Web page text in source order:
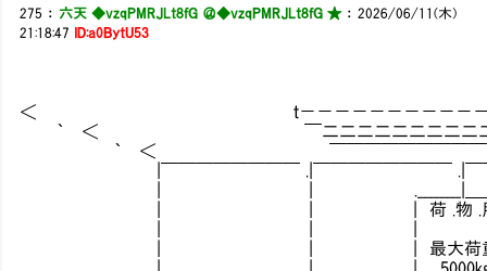
275 ： 六天 ◆vzqPMRJLt8fG ＠◆vzqPMRJLt8fG ★：2026/06/11(木)
21:18:47
ID:a0BytU53
＜ ｔ－－－－－－－－－
｀ ＜ ￣二二二二二二二二
｀ ＜ ￣￣￣￣￣￣￣￣
|￣￣￣￣￣￣￣￣ .|￣￣￣￣￣￣￣￣ .|￣
| | | 荷 .物 .
| | | 最大
| | | 5000kg